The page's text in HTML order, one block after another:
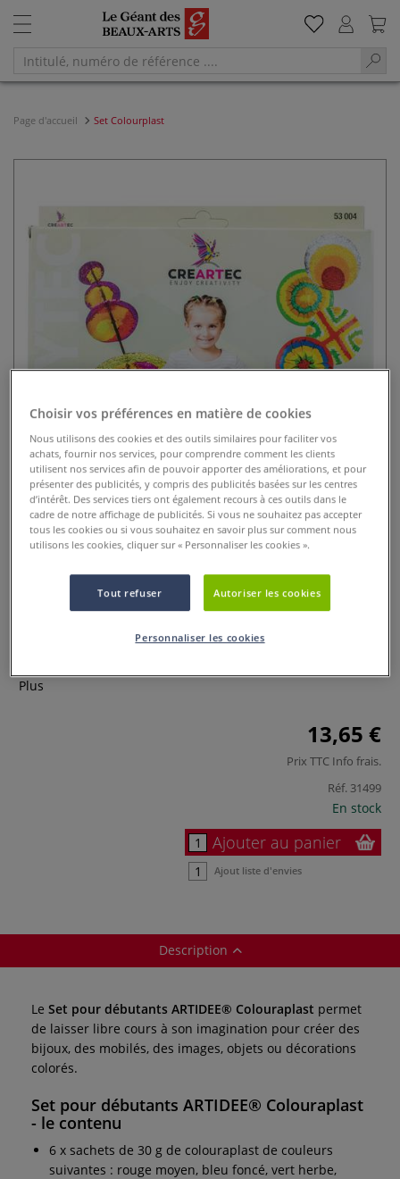
Page d'accueil Set Colourplast
Set Colourplast
0 Commentaires
laisser libre cours à son imagination pour créer des bijoux,
Plus
13,65 €
Prix TTC Info frais.
Réf. 31499
En stock
Ajouter au panier
Ajout liste d'envies
Description
Le Set pour débutants ARTIDEE® Colouraplast permet
de laisser libre cours à son imagination pour créer des
bijoux, des mobilés, des images, objets ou décorations
colorés.
Set pour débutants ARTIDEE® Colouraplast
- le contenu
6 x sachets de 30 g de colouraplast de couleurs
suivantes : rouge moyen, bleu foncé, vert herbe,
Choisir vos préférences en matière de cookies
Nous utilisons des cookies et des outils similaires pour faciliter vos
achats, fournir nos services, pour comprendre comment les clients
utilisent nos services afin de pouvoir apporter des améliorations, et pour
présenter des publicités, y compris des publicités basées sur les centres
d’intérêt. Des services tiers ont également recours à ces outils dans le
cadre de notre affichage de publicités. Si vous ne souhaitez pas accepter
tous les cookies ou si vous souhaitez en savoir plus sur comment nous
utilisons les cookies, cliquer sur « Personnaliser les cookies ».
Tout refuser Autoriser les cookies
Personnaliser les cookies